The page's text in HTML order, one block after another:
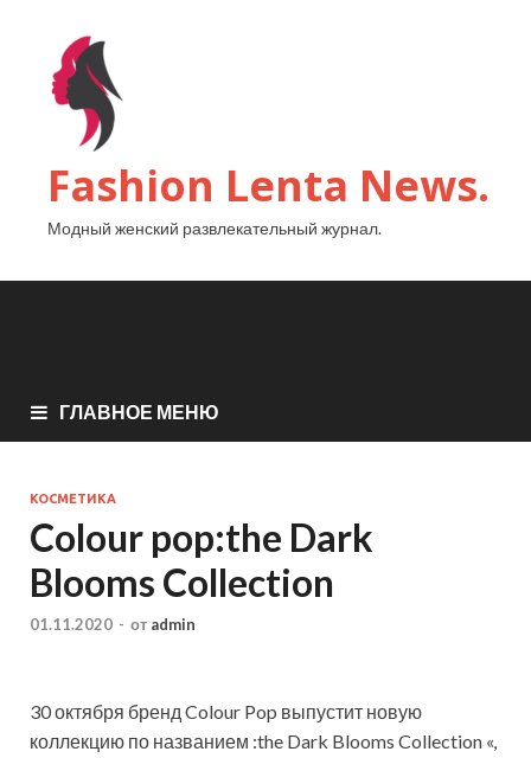
Fashion Lenta News.
Модный женский развлекательный журнал.
ГЛАВНОЕ МЕНЮ
КОСМЕТИКА
Colour pop:the Dark
Blooms Collection
01.11.2020 - от admin
30 октября бренд Colour Pop выпустит новую
коллекцию по названием :the Dark Blooms Collection «,